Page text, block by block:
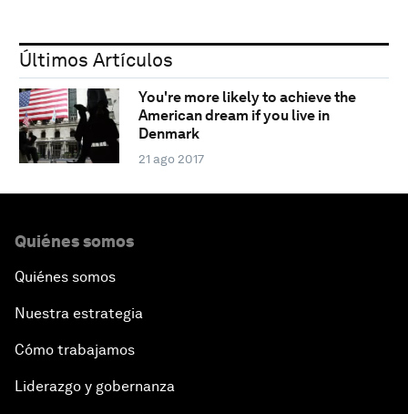
Últimos Artículos
You're more likely to achieve the
American dream if you live in
Denmark
21 ago 2017
Quiénes somos
Quiénes somos
Nuestra estrategia
Cómo trabajamos
Liderazgo y gobernanza